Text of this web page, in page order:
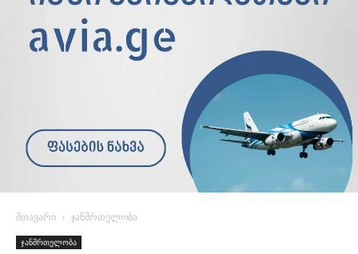
მთავარი ჯანმრთელობა
ჯანმრთელობა